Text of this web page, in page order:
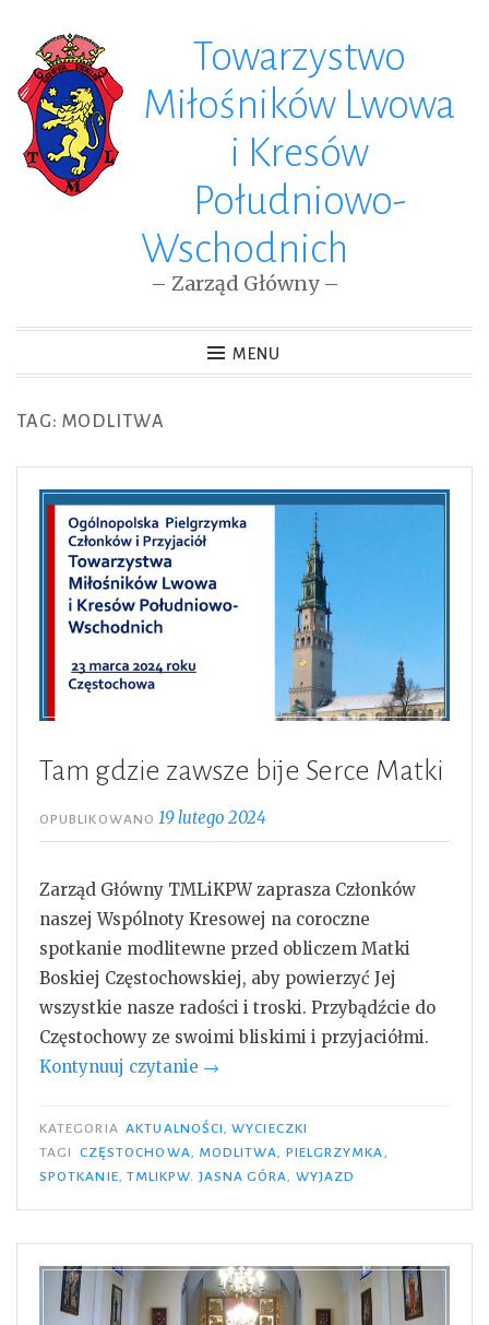
content
Towarzystwo
Miłośników Lwowa
i Kresów
Południowo-
Wschodnich
– Zarząd Główny –
MENU
TAG: MODLITWA
Tam gdzie zawsze bije Serce Matki
OPUBLIKOWANO 19 lutego 2024
Zarząd Główny TMLiKPW zaprasza Członków
naszej Wspólnoty Kresowej na coroczne
spotkanie modlitewne przed obliczem Matki
Boskiej Częstochowskiej, aby powierzyć Jej
wszystkie nasze radości i troski. Przybądźcie do
Częstochowy ze swoimi bliskimi i przyjaciółmi.
Kontynuuj czytanie „Tam
zawsze
bije
Serce
Matki”
→
KATEGORIA AKTUALNOŚCI,WYCIECZKI
TAGI
CZĘSTOCHOWA, MODLITWA, PIELGRZYMKA,
SPOTKANIE, TMLIKPW. JASNA GÓRA, WYJAZD